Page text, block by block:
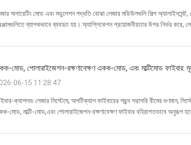
অপারেটিং মোড এবং মডুলেশন পদ্ধতি বোঝা লেজার মডিউলগুলি শিল্প অ্যালাইনমেন্ট,
ব্যাপকভাবে ব্যবহৃত হয়। অ্যাপ্লিকেশন প্রয়োজনীয়তার উপর নির্ভর করে,
মোড, পোলারাইজেশন-রক্ষণাবেক্ষণ একক-মোড, এবং মাল্টিমোড ফাইবার:
06-15 11:28:47
ক্যাপলড লেজার সিস্টেমে, অপটিক্যাল ফাইবারের পছন্দ সরাসরি বীমের গুণমান,
মোড, মাল্টি-মোড,এবং পোলারাইজেশন-রক্ষণাবেক্ষণ ফাইবার বহিরাগতভাবে অনুরূপ